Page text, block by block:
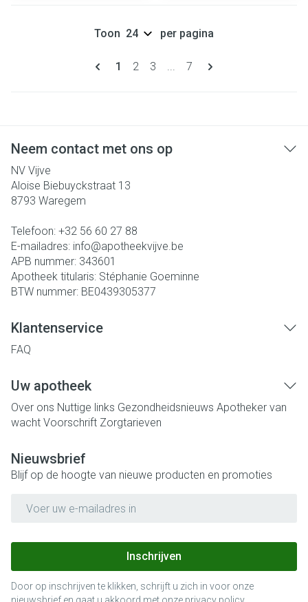
Pagina's
U lees momenteel pagina
1 Pagina
2 Pagina
3 ... Pagina
7
Toon per pagina
Neem contact met ons op
NV Vijve
Aloise Biebuyckstraat 13
8793 Waregem
Telefoon: +32 56 60 27 88
E-mailadres: info@apotheekvijve.be
APB nummer: 343601
Apotheek titularis: Stéphanie Goeminne
BTW nummer: BE0439305377
Klantenservice
FAQ
Uw apotheek
Over ons Nuttige links Gezondheidsnieuws Apotheker van
wacht Voorschrift Zorgtarieven
Nieuwsbrief
Blijf op de hoogte van nieuwe producten en promoties
Inschrijven
Door op inschrijven te klikken, schrijft u zich in voor onze